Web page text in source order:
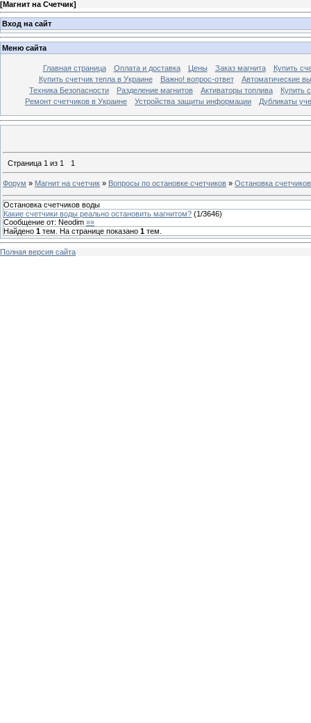
[Магнит на Счетчик]
Вход на сайт
Меню сайта
Главная страница Оплата и доставка Цены Заказ магнита
Купить
Купить счетчик тепла в Украине
Важно! вопрос-ответ
Автоматические
Техника Безопасности
Разделение магнитов Активаторы топлива
Купить
Ремонт счетчиков в Украине
Устройства защиты информации Дубликаты
Страница 1 из 1 1
Форум » Магнит на счетчик » Вопросы по остановке счетчиков » Остановка
Остановка счетчиков воды
Какие счетчики воды реально остановить магнитом? (1/3646)
Сообщение от: Neodim »»
Найдено 1 тем. На странице показано 1 тем.
Полная версия сайта